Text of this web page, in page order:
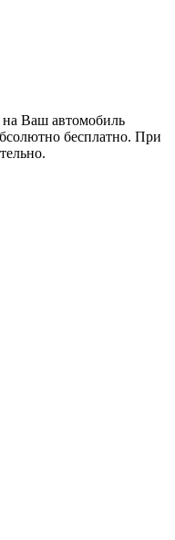
Ваш автомобиль
бесплатно. При